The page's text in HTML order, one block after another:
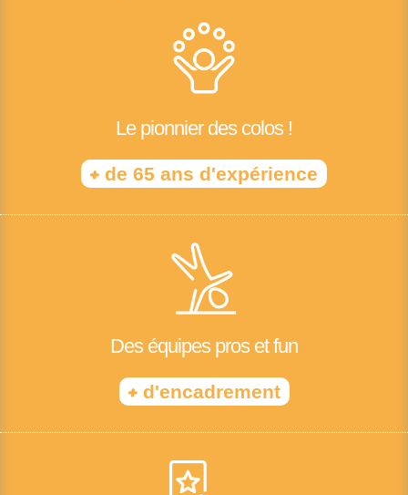
Le pionnier des colos !
+ de 65 ans d'expérience
Des équipes pros et fun
+d'encadrement